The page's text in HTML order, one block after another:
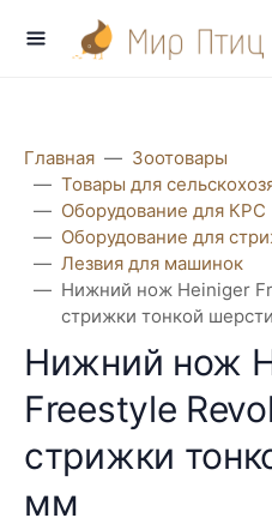
Главная
Зоотовары
Товары для
Оборудование для КРС
Оборудование для
Лезвия для машинок
Нижний нож Heiniger
стрижки тонкой
Нижний нож
Freestyle
стрижки
мм